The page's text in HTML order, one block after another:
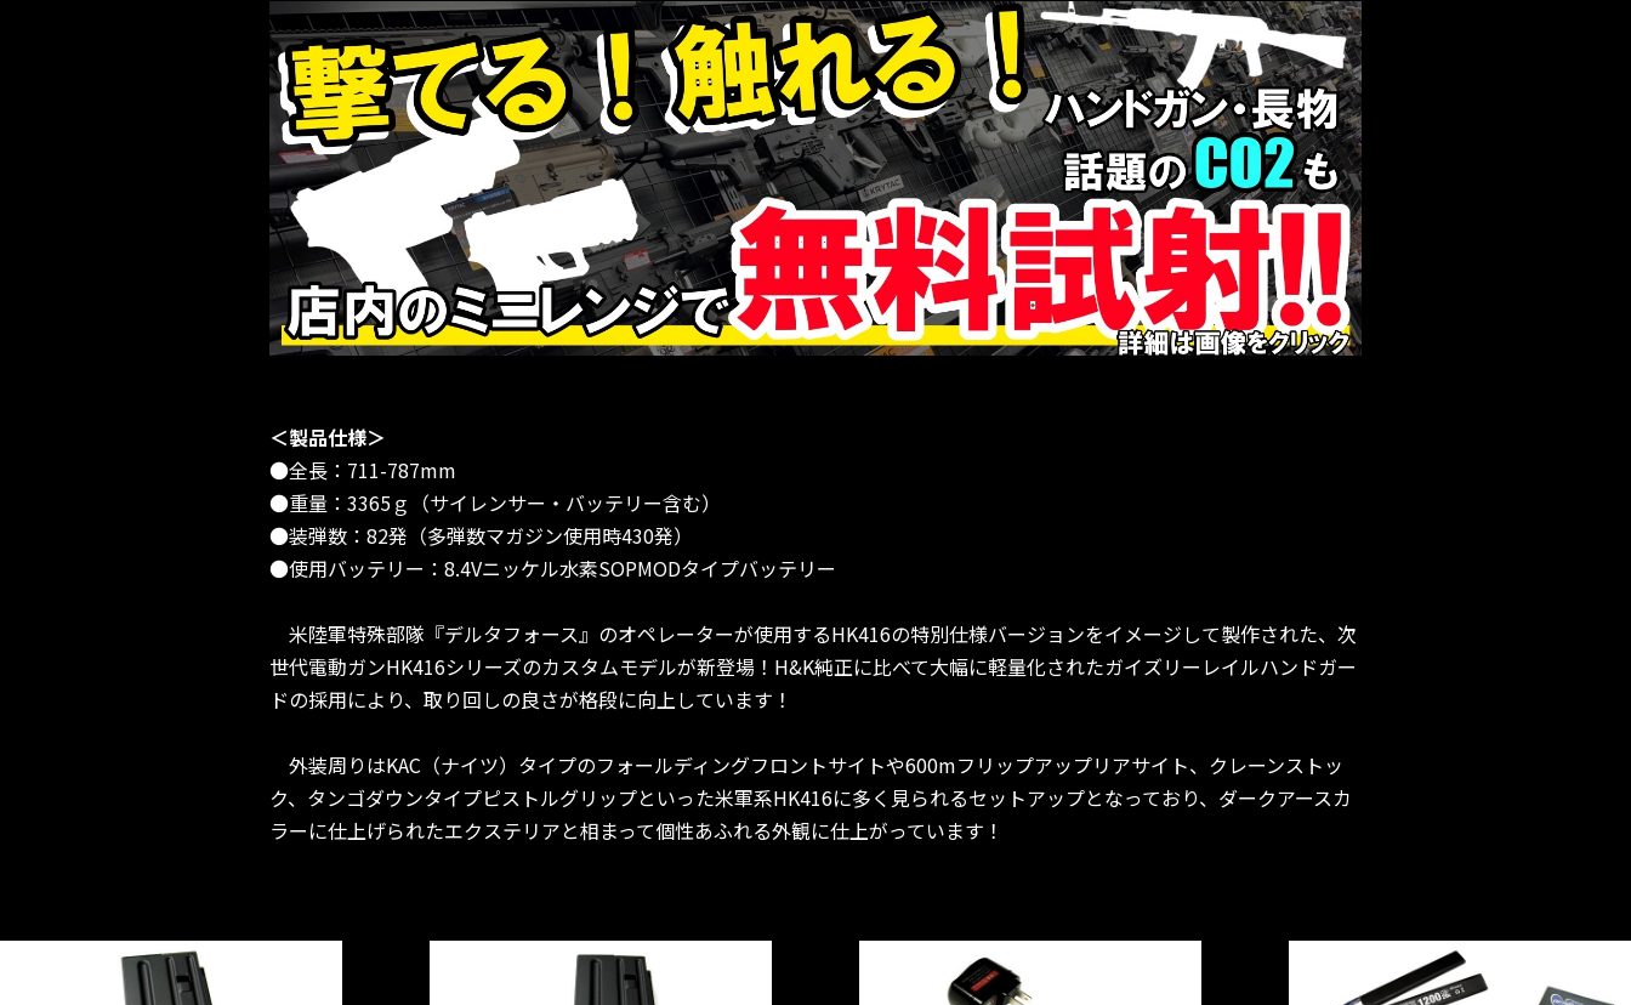
＜製品仕様＞
●全長：711-787mm
●重量：3365ｇ（サイレンサー・バッテリー含む）
●装弾数：82発（多弾数マガジン使用時430発）
●使用バッテリー：8.4Vニッケル水素SOPMODタイプバッテリー
米陸軍特殊部隊『デルタフォース』のオペレーターが使用するHK416の特別仕様バージョンをイメージして製作された、次
世代電動ガンHK416シリーズのカスタムモデルが新登場！H&K純正に比べて大幅に軽量化されたガイズリーレイルハンドガー
ドの採用により、取り回しの良さが格段に向上しています！
外装周りはKAC（ナイツ）タイプのフォールディングフロントサイトや600mフリップアップリアサイト、クレーンストッ
ク、タンゴダウンタイプピストルグリップといった米軍系HK416に多く見られるセットアップとなっており、ダークアースカ
ラーに仕上げられたエクステリアと相まって個性あふれる外観に仕上がっています！